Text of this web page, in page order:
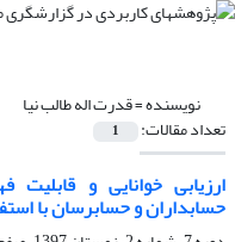
نویسنده =قدرت اله طالب نیا
تعداد مقالات: 1
ارزیابی خوانایی و
حسابداران و حسابرسان با